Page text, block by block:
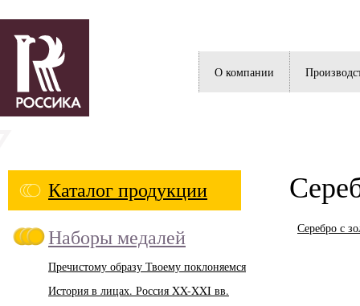
Россика
О компании
Каталог продукции
Наборы медалей
Пречистому образу Твоему поклоняемся
История в лицах. Россия XX-XXI вв.
Серебро с